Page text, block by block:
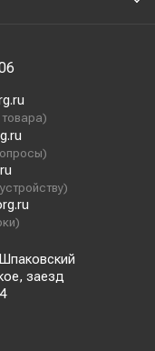
заезд